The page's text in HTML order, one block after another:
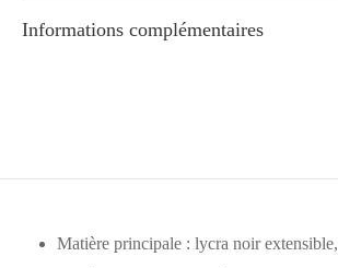
Informations complémentaires
Matière principale : lycra noir extensible,